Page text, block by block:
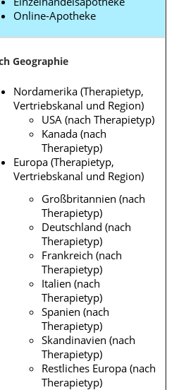
Online-Apotheke
Geographie
Nordamerika (Therapietyp,
Vertriebskanal und Region)
USA (nach Therapietyp)
Kanada (nach
Therapietyp)
Europa (Therapietyp,
Vertriebskanal und Region)
Großbritannien (nach
Therapietyp)
Deutschland (nach
Therapietyp)
Frankreich (nach
Therapietyp)
Italien (nach
Therapietyp)
Spanien (nach
Therapietyp)
Skandinavien (nach
Therapietyp)
Restliches Europa (nach
Therapietyp)